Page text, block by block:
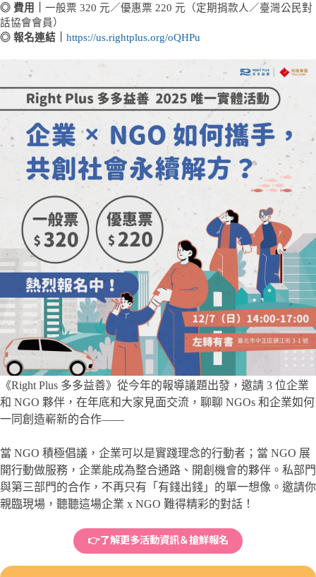
◎ 費用｜ 一般票 320 元／優惠票 220 元（定期捐款人／臺灣公民對
話協會會員）
◎ 報名連結｜ https://us.rightplus.org/oQHPu
《Right Plus 多多益善》從今年的報導議題出發，邀請 3 位企業
和 NGO 夥伴，在年底和大家見面交流，聊聊 NGOs 和企業如何
一同創造嶄新的合作——
當 NGO 積極倡議，企業可以是實踐理念的行動者；當 NGO 展
開行動做服務，企業能成為整合通路、開創機會的夥伴。私部門
與第三部門的合作，不再只有「有錢出錢」的單一想像。邀請你
親臨現場，聽聽這場企業 x NGO 難得精彩的對話！
👉了解更多活動資訊＆搶鮮報名